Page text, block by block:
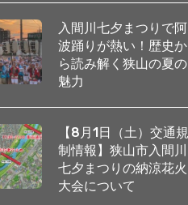
入間川七夕まつりで阿
波踊りが熱い！歴史か
ら読み解く狭山の夏の
魅力
【8月1日（土）交通規
制情報】狭山市入間川
七夕まつりの納涼花火
大会について